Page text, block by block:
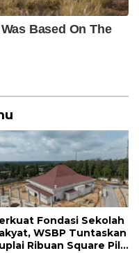
Fondasi Sekolah
WSBP Tuntaskan
Ribuan Square Pile